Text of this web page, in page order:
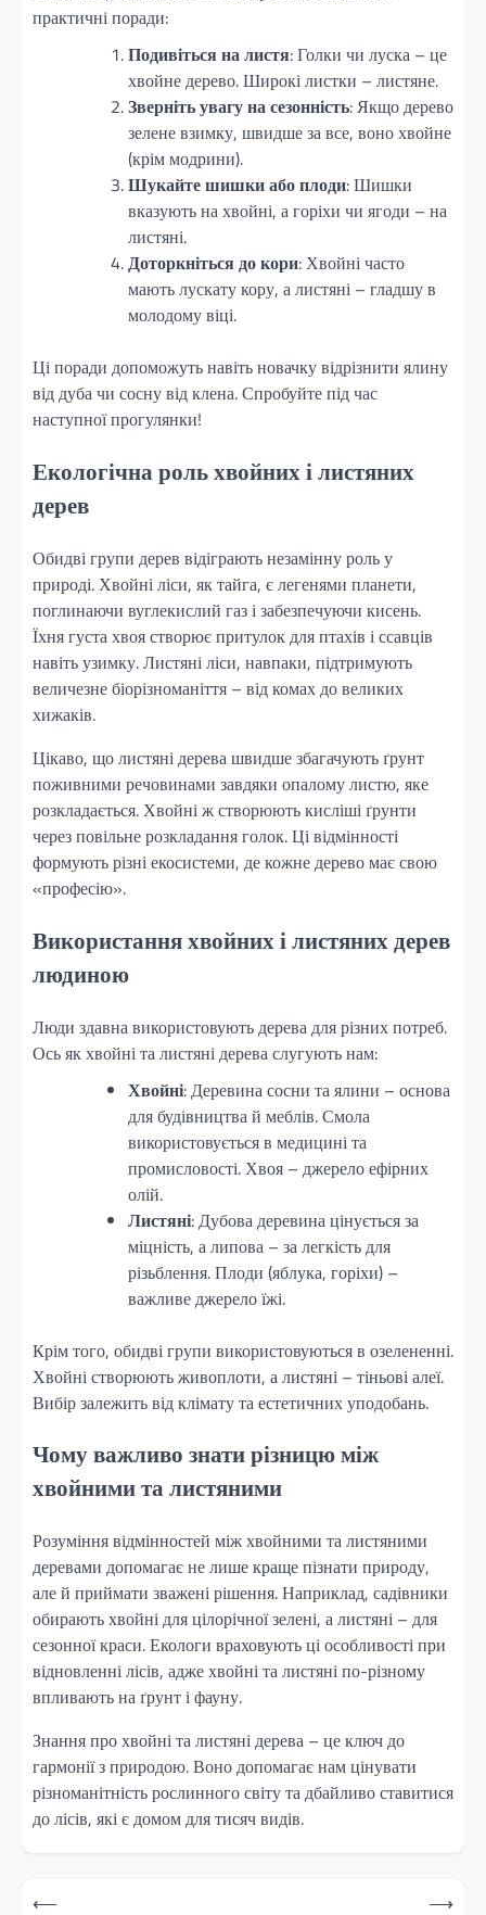
практичні поради:
Подивіться на листя: Голки чи луска – це
хвойне дерево. Широкі листки – листяне.
Зверніть увагу на сезонність: Якщо дерево
зелене взимку, швидше за все, воно хвойне
(крім модрини).
Шукайте шишки або плоди: Шишки
вказують на хвойні, а горіхи чи ягоди – на
листяні.
Доторкніться до кори: Хвойні часто
мають лускату кору, а листяні – гладшу в
молодому віці.
Ці поради допоможуть навіть новачку відрізнити ялину
від дуба чи сосну від клена. Спробуйте під час
наступної прогулянки!
Екологічна роль хвойних і листяних
дерев
Обидві групи дерев відіграють незамінну роль у
природі. Хвойні ліси, як тайга, є легенями планети,
поглинаючи вуглекислий газ і забезпечуючи кисень.
Їхня густа хвоя створює притулок для птахів і ссавців
навіть узимку. Листяні ліси, навпаки, підтримують
величезне біорізноманіття – від комах до великих
хижаків.
Цікаво, що листяні дерева швидше збагачують ґрунт
поживними речовинами завдяки опалому листю, яке
розкладається. Хвойні ж створюють кисліші ґрунти
через повільне розкладання голок. Ці відмінності
формують різні екосистеми, де кожне дерево має свою
«професію».
Використання хвойних і листяних дерев
людиною
Люди здавна використовують дерева для різних потреб.
Ось як хвойні та листяні дерева слугують нам:
Хвойні: Деревина сосни та ялини – основа
для будівництва й меблів. Смола
використовується в медицині та
промисловості. Хвоя – джерело ефірних
олій.
Листяні: Дубова деревина цінується за
міцність, а липова – за легкість для
різьблення. Плоди (яблука, горіхи) –
важливе джерело їжі.
Крім того, обидві групи використовуються в озелененні.
Хвойні створюють живоплоти, а листяні – тіньові алеї.
Вибір залежить від клімату та естетичних уподобань.
Чому важливо знати різницю між
хвойними та листяними
Розуміння відмінностей між хвойними та листяними
деревами допомагає не лише краще пізнати природу,
але й приймати зважені рішення. Наприклад, садівники
обирають хвойні для цілорічної зелені, а листяні – для
сезонної краси. Екологи враховують ці особливості при
відновленні лісів, адже хвойні та листяні по-різному
впливають на ґрунт і фауну.
Знання про хвойні та листяні дерева – це ключ до
гармонії з природою. Воно допомагає нам цінувати
різноманітність рослинного світу та дбайливо ставитися
до лісів, які є домом для тисяч видів.
Навігація
⟵ ⟶